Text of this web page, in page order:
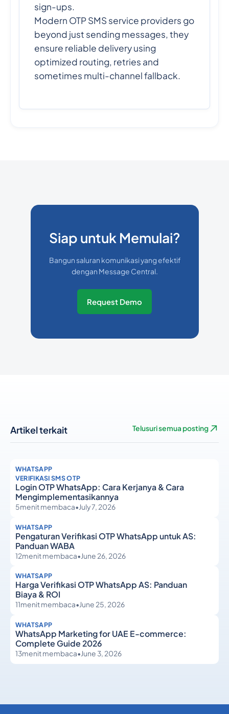
sign-ups.
Modern OTP SMS service providers go
beyond just sending messages, they
ensure reliable delivery using
optimized routing, retries and
sometimes multi-channel fallback.
Siap untuk Memulai?
Bangun saluran komunikasi yang efektif
dengan Message Central.
Request Demo
Artikel terkait Telusuri semua posting
WHATSAPP
VERIFIKASI SMS OTP
Login OTP WhatsApp: Cara Kerjanya & Cara
Mengimplementasikannya
5menit membaca•July 7, 2026
WHATSAPP
Pengaturan Verifikasi OTP WhatsApp untuk AS:
Panduan WABA
12menit membaca•June 26, 2026
WHATSAPP
Harga Verifikasi OTP WhatsApp AS: Panduan
Biaya & ROI
11menit membaca•June 25, 2026
WHATSAPP
WhatsApp Marketing for UAE E-commerce:
Complete Guide 2026
13menit membaca•June 3, 2026